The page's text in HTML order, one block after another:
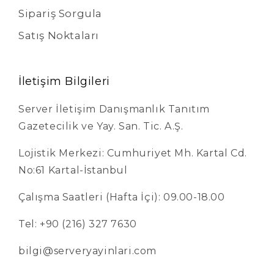
Sipariş Sorgula
Satış Noktaları
İletişim Bilgileri
Server İletişim Danışmanlık Tanıtım
Gazetecilik ve Yay. San. Tic. A.Ş.
Lojistik Merkezi: Cumhuriyet Mh. Kartal Cd.
No:61 Kartal-İstanbul
Çalışma Saatleri (Hafta İçi): 09.00-18.00
Tel: +90 (216) 327 7630
bilgi@serveryayinlari.com